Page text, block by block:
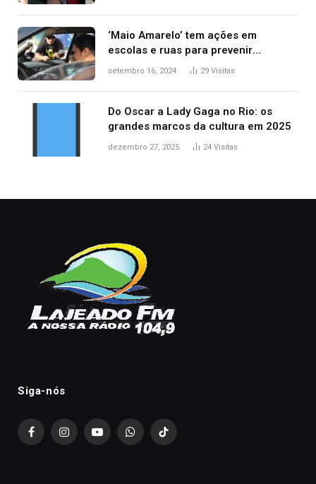
‘Maio Amarelo’ tem ações em
escolas e ruas para prevenir
acidentes no trânsito no AP
setembro 16, 2024 29 Visitas
Do Oscar a Lady Gaga no Rio: os
grandes marcos da cultura em 2025
dezembro 27, 2025 24 Visitas
Siga-nós
FacebookInstagramYouTubeWhatsAppTikTok